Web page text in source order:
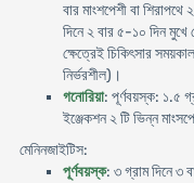
বার মাংশপেশী বা
দিনে ২ বার ৫-১০ দিন
ক্ষেত্রেই চিকিৎসার
নির্ভরশীল)।
গনোরিয়া: পূর্ণবয়স্ক: ১.৫
ইঞ্জেকশন ২ টি ভিন্ন
মেনিনজাইটিস:
পূর্ণবয়স্ক: ৩ গ্রাম দিনে ৩